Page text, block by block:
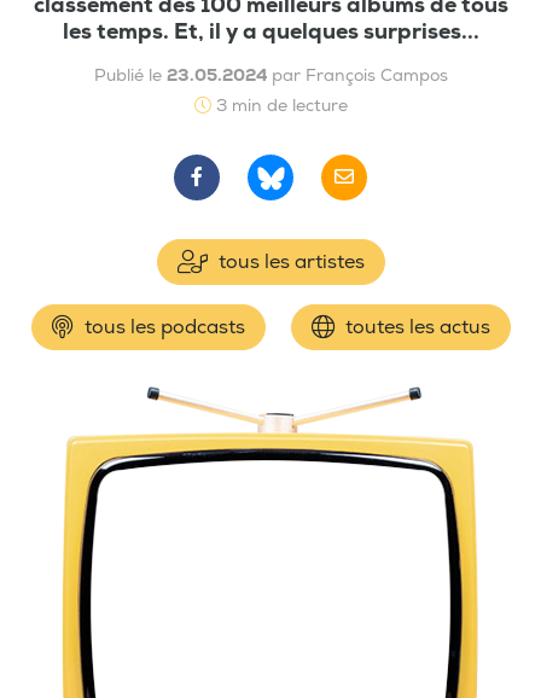
les temps. Et, il y a quelques surprises...
Publié le 23.05.2024 par François Campos
3 min de lecture
tous les artistes
tous les podcasts toutes les actus